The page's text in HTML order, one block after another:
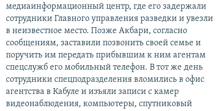
медиаинформационный центр, где его задержали
сотрудники Главного управления разведки и увезли
в неизвестное место. Позже Акбари, согласно
сообщениям, заставили позвонить своей семье и
поручить им передать прибывшим к ним агентам
спецслужб его мобильный телефон. В тот же день
сотрудники спецподразделения вломились в офис
агентства в Кабуле и изъяли записи с камер
видеонаблюдения, компьютеры, спутниковый